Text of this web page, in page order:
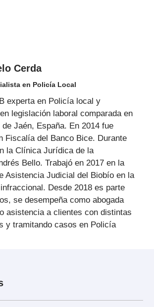
Cerda
en Policía Local
experta en Policía local y
legislación laboral comparada en
Jaén, España. En 2014 fue
Fiscalía del Banco Bice. Durante
la Clínica Jurídica de la
Bello. Trabajó en 2017 en la
Asistencia Judicial del Biobío en la
Desde 2018 es parte
se desempeña como abogada
asistencia a clientes con distintas
y tramitando casos en Policía